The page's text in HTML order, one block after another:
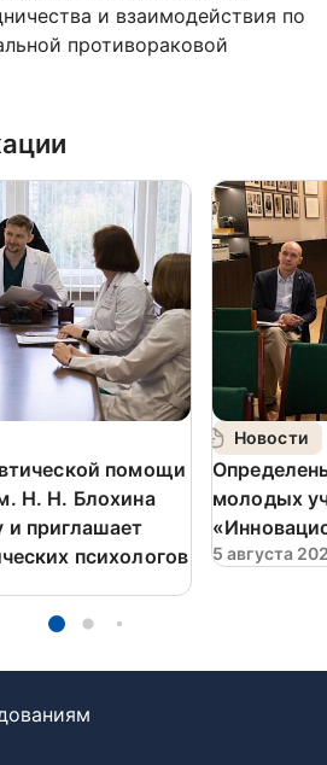
и взаимодействия по
противораковой
помощи
Н. Н. Блохина
и приглашает
психологов
Новости
молодых
5 августа